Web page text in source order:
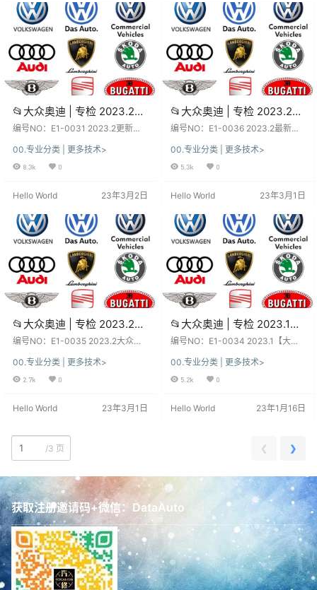
站不免费提供！ 本套资源：本站SVI
P和VIP都能下载自学钻研, 资源种类
繁多, 自行研究！更…
同，本站不免费提供！ 本套资源：
本站SVIP和VIP都能下载自学钻研,…
📂大众奥迪 | 专检 2023.2数
据更新 工程师ODIS-E 14代
14.1【免注册+安装教程+证
书+补丁】大众奥迪斯柯达兰
博宾利 (2.9G)
编号NO：E1-0031 2023.2更新
册版+安装包-支持正版盗版6154】
软件系统：下载前, 先看一下日期
版本：数据、功能、权限、win系
都不同，本站不免费提供！ 本套资
源：本站SVIP和VIP都能下载自学钻
研, 资源种类繁多, 自…
00.专业分类 | 更多技术>
8.3k 0
Hello World 23年3月2日
📂大众奥迪 | 专检 2023.2数
据更新 工程师ODIS-E 12代
12.22【注册机Key+安装教
程+证书+补丁】大众奥迪斯
柯达兰博宾利 (3.44G)
编号NO：E1-0036 2023.2最新数
师ODIS-E 12.22证书+补丁+驱动
+注册机Key】 软件系统：下载前,
仅供参考！ 不同版本：数据、功
册文件、补丁等都不同，本站不免
费提供！ 本套资源：本站SVIP和VI
P都能下载自学钻研, 资源种类…
00.专业分类 | 更多技术>
5.3k 0
Hello World 23年3月1日
📂大众奥迪 | 专检 2023.2最
新数据更新 原厂专检系统
ODIS 7代7.21【免注册+数据
+证书+补丁+驱动】大众奥
迪斯柯达兰博宾利 9品牌
编号NO：E1-0035 2023.2大众奥
数据 9品牌全 核心教程+证书+补丁
软件系统：下载前, 先看一下日期和
版本：数据、功能、权限、win系
源：本站SVIP和VIP都能下载自学钻
研, 资源种类繁多, 自行…
00.专业分类 | 更多技术>
2.7k 0
Hello World 23年3月1日
📂大众奥迪 | 专检 2023.1最
新数据更新 原厂专检系统
ODIS 7代7.21【免注册+数据
+证书+补丁+驱动】大众奥
迪斯柯达兰博宾利 9品牌
编号NO：E1-0034 2023.1【大众
系统 最新数据 9品牌全 核心教程
+证书+补丁】 软件系统：下载前,
仅供参考！ 不同版本：数据、功
费提供！ 本套资源：本站SVIP和VI
P都能下载自学钻研, 资源种类…
00.专业分类 | 更多技术>
5.2k 0
Hello World 23年1月16日
/3 页 ❮ ❯
获取注册邀请码+微信：DataAuto